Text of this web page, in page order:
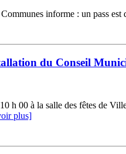
informe : un pass est
du Conseil
h 00 à la salle des fêtes de
plus]